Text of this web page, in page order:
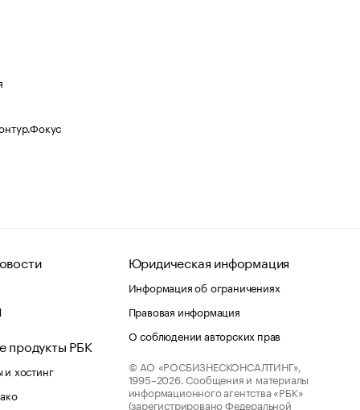
продукты РБК
хостинг
Юридическая информация
Информация об ограничениях
Правовая информация
О соблюдении авторских прав
© АО «РОСБИЗНЕСКОНСАЛТИНГ»,
1995–2026. Сообщения и материалы
информационного агентства «РБК»
(зарегистрировано Федеральной